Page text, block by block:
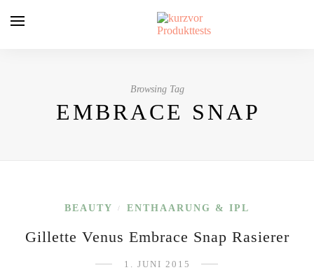
Browsing Tag
EMBRACE SNAP
BEAUTY / ENTHAARUNG & IPL
Gillette Venus Embrace Snap Rasierer
1. JUNI 2015